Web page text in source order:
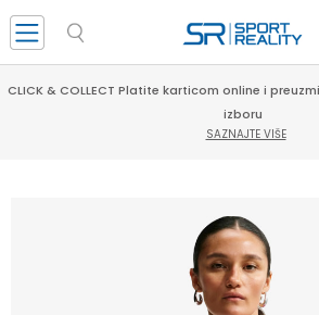
CLICK & COLLECT Platite karticom online i
izboru
SAZNAJTE VIŠE